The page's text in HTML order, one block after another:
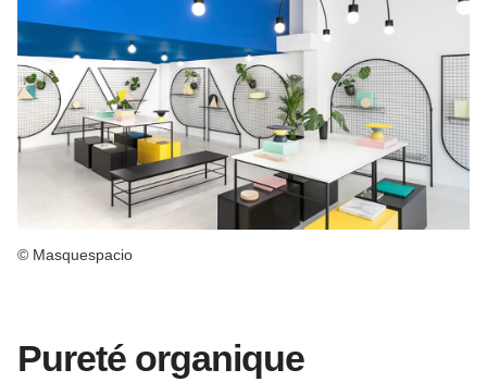
© Masquespacio
Pureté organique